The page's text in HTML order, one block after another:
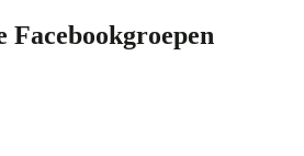
Facebookgroepen